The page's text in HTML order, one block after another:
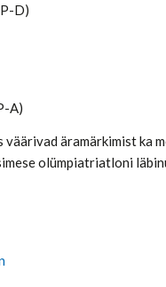
D)
A)
väärivad äramärkimist ka
olümpiatriatloni